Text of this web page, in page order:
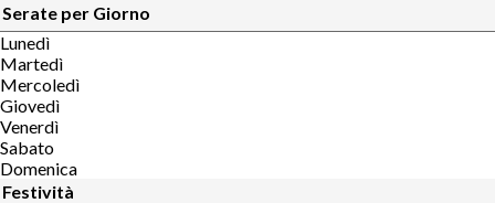
Serate per Giorno
Lunedì
Martedì
Mercoledì
Giovedì
Venerdì
Sabato
Domenica
Festività